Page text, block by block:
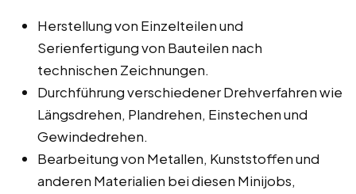
Herstellung von Einzelteilen und
Serienfertigung von Bauteilen nach
technischen Zeichnungen.
Durchführung verschiedener Drehverfahren wie
Längsdrehen, Plandrehen, Einstechen und
Gewindedrehen.
Bearbeitung von Metallen, Kunststoffen und
anderen Materialien bei diesen Minijobs,